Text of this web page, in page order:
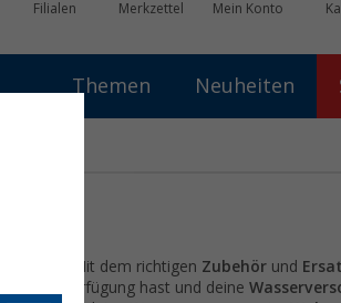
Filialen Merkzettel Mein Konto
Themen Neuheiten
Mit dem richtigen Zubehör und
zur Verfügung hast und deine